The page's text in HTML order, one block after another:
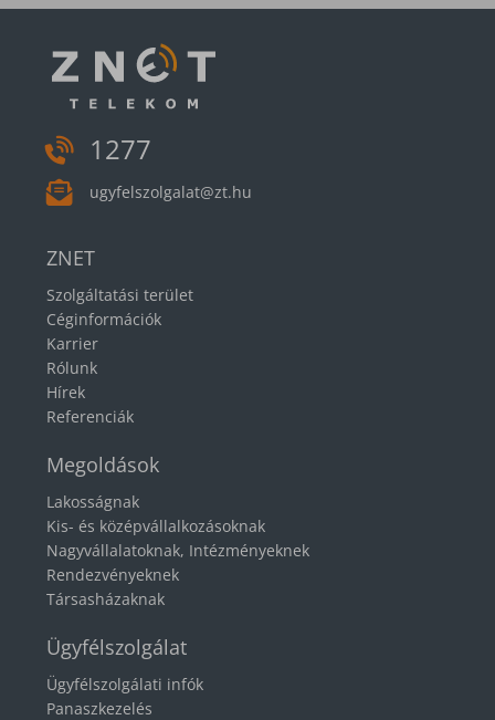
1277
ugyfelszolgalat@zt.hu
ZNET
Szolgáltatási terület
Céginformációk
Karrier
Rólunk
Hírek
Referenciák
Megoldások
Lakosságnak
Kis- és középvállalkozásoknak
Nagyvállalatoknak, Intézményeknek
Rendezvényeknek
Társasházaknak
Ügyfélszolgálat
Ügyfélszolgálati infók
Panaszkezelés